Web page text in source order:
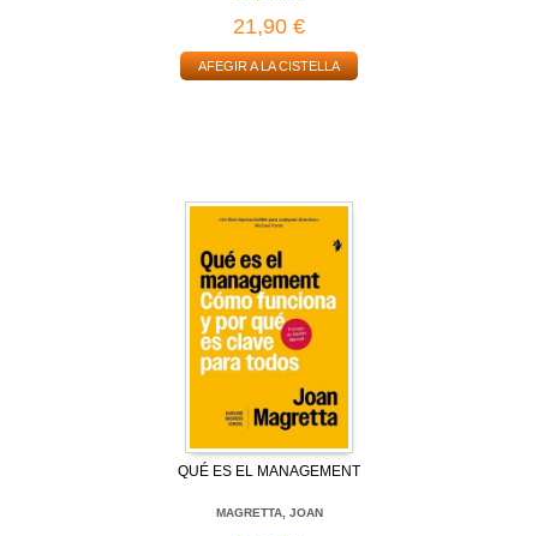
21,90 €
AFEGIR A LA CISTELLA
QUÉ ES EL MANAGEMENT
MAGRETTA, JOAN